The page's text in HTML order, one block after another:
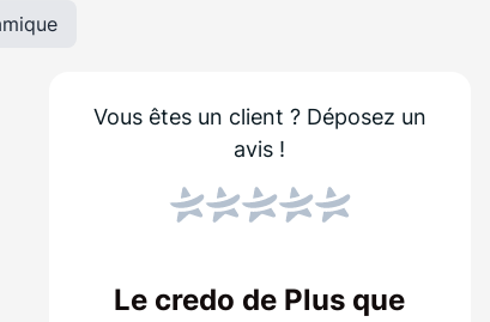
Vous êtes un client ? Déposez un
avis !
Le credo de Plus que